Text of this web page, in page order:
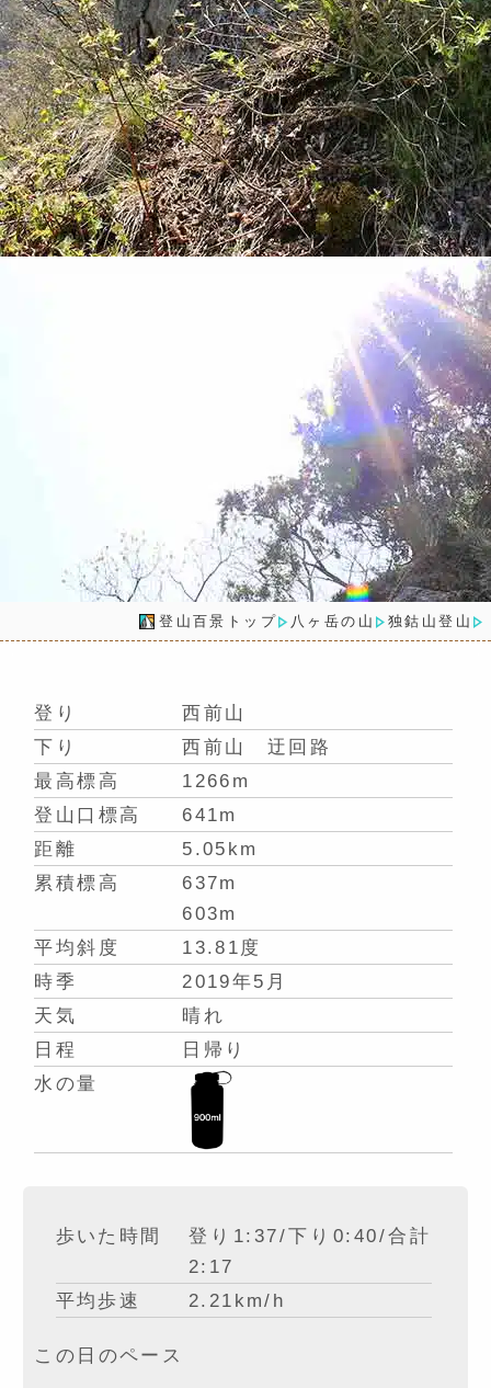
登山百景トップ 八ヶ岳の山 独鈷山登山
登り
西前山
下り
西前山 迂回路
最高標高
1266m
登山口標高
641m
距離
5.05km
累積標高
637m
603m
平均斜度
13.81度
時季
2019年5月
天気
晴れ
日程
日帰り
水の量
歩いた時間
登り1:37/下り0:40/合計
2:17
平均歩速
2.21km/h
この日のペース